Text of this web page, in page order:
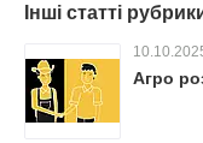
Інші статті
Агро